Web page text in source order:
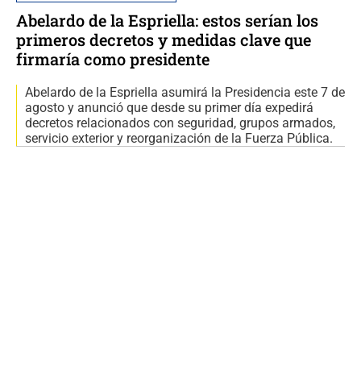
Abelardo de la Espriella: estos serían los
primeros decretos y medidas clave que
firmaría como presidente
Abelardo de la Espriella asumirá la Presidencia este 7 de
agosto y anunció que desde su primer día expedirá
decretos relacionados con seguridad, grupos armados,
servicio exterior y reorganización de la Fuerza Pública.